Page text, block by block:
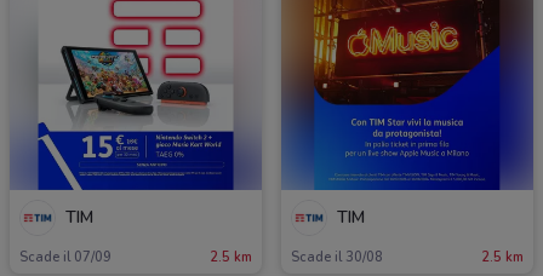
TIM
Scade il 07/09 2.5 km
TIM
Scade il 30/08 2.5 km